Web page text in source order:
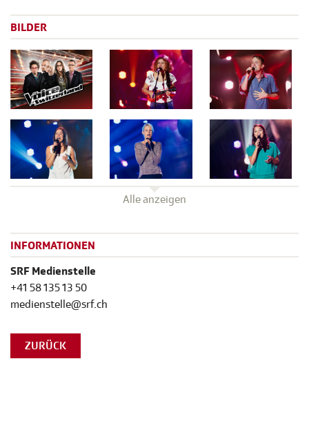
BILDER
Alle anzeigen
INFORMATIONEN
SRF Medienstelle
+41 58 135 13 50
medienstelle@srf.ch
ZURÜCK